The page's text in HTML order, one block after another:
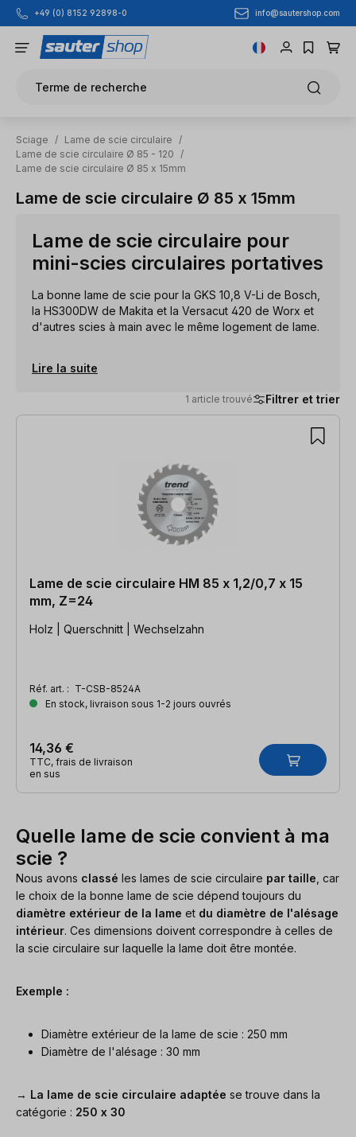
Passer au contenu principal
+49 (0) 8152 92898-0 info@sautershop.com
Terme de recherche
Sciage / Lame de scie circulaire
/
Lame de scie circulaire Ø 85 - 120
/
Lame de scie circulaire Ø 85 x 15mm
Lame de scie circulaire Ø 85 x 15mm
Lame de scie circulaire pour
mini-scies circulaires portatives
La bonne lame de scie pour la GKS 10,8 V-Li de Bosch,
la HS300DW de Makita et la Versacut 420 de Worx et
d'autres scies à main avec le même logement de lame.
Lire la suite
1 article trouvé Filtrer et trier
1 article trouvé
Lame de scie circulaire HM 85 x 1,2/0,7 x 15
mm, Z=24
Holz | Querschnitt | Wechselzahn
Réf. art. : T-CSB-8524A
En stock, livraison sous 1-2 jours ouvrés
14,36 €
TTC, frais de livraison
en sus
Quelle lame de scie convient à ma
scie ?
Nous avons classé les lames de scie circulaire par taille , car
le choix de la bonne lame de scie dépend toujours du
diamètre extérieur de la lame et du diamètre de l'alésage
intérieur. Ces dimensions doivent correspondre à celles de
la scie circulaire sur laquelle la lame doit être montée.
Exemple :
Diamètre extérieur de la lame de scie : 250 mm
Diamètre de l'alésage : 30 mm
→ La lame de scie circulaire adaptée se trouve dans la
catégorie : 250 x 30